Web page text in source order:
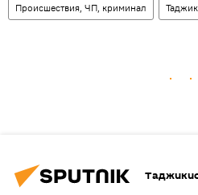
Происшествия, ЧП, криминал